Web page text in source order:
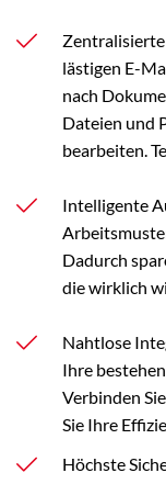
Zentralisierte
lästigen E-
nach
Dateien und
bearbeiten.
Intelligente
Dadurch
die wirklich
Nahtlose
Ihre
Verbinden
Sie Ihre
Höchste